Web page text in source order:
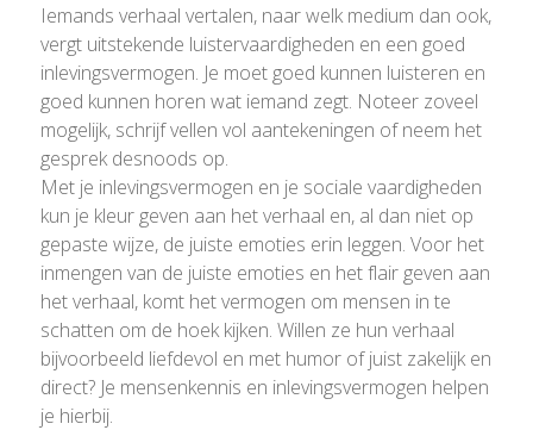
Iemands verhaal vertalen, naar welk medium dan ook,
vergt uitstekende luistervaardigheden en een goed
inlevingsvermogen. Je moet goed kunnen luisteren en
goed kunnen horen wat iemand zegt. Noteer zoveel
mogelijk, schrijf vellen vol aantekeningen of neem het
gesprek desnoods op.
Met je inlevingsvermogen en je sociale vaardigheden
kun je kleur geven aan het verhaal en, al dan niet op
gepaste wijze, de juiste emoties erin leggen. Voor het
inmengen van de juiste emoties en het flair geven aan
het verhaal, komt het vermogen om mensen in te
schatten om de hoek kijken. Willen ze hun verhaal
bijvoorbeeld liefdevol en met humor of juist zakelijk en
direct? Je mensenkennis en inlevingsvermogen helpen
je hierbij.